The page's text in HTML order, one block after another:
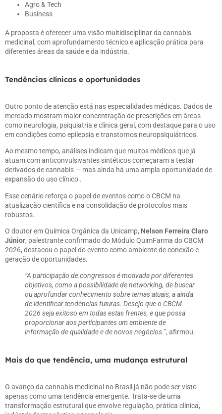
Agro & Tech
Business
A proposta é oferecer uma visão multidisciplinar da cannabis
medicinal, com aprofundamento técnico e aplicação prática para
diferentes áreas da saúde e da indústria.
Tendências clínicas e oportunidades
Outro ponto de atenção está nas especialidades médicas. Dados de
mercado mostram maior concentração de prescrições em áreas
como neurologia, psiquiatria e clínica geral, com destaque para o uso
em condições como epilepsia e transtornos neuropsiquiátricos.
Ao mesmo tempo, análises indicam que muitos médicos que já
atuam com anticonvulsivantes sintéticos começaram a testar
derivados de cannabis — mas ainda há uma ampla oportunidade de
expansão do uso clínico .
Esse cenário reforça o papel de eventos como o CBCM na
atualização científica e na consolidação de protocolos mais
robustos.
O doutor em Química Orgânica da Unicamp, Nelson Ferreira Claro
Júnior, palestrante confirmado do Módulo QuimFarma do CBCM
2026, destacou o papel do evento como ambiente de conexão e
geração de oportunidades.
“A participação de congressos é motivada por diferentes
objetivos, como a possibilidade de networking, de buscar
ou aprofundar conhecimento sobre temas atuais, a ainda
de identificar tendências futuras. Desejo que o CBCM
2026 seja exitoso em todas estas frentes, e que possa
proporcionar aos participantes um ambiente de
informação de qualidade e de novos negócios.”, afirmou.
Mais do que tendência, uma mudança estrutural
O avanço da cannabis medicinal no Brasil já não pode ser visto
apenas como uma tendência emergente. Trata-se de uma
transformação estrutural que envolve regulação, prática clínica,